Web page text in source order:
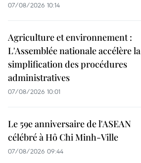
07/08/2026 10:14
Agriculture et environnement :
L'Assemblée nationale accélère la
simplification des procédures
administratives
07/08/2026 10:01
Le 59e anniversaire de l'ASEAN
célébré à Hô Chi Minh-Ville
07/08/2026 09:44